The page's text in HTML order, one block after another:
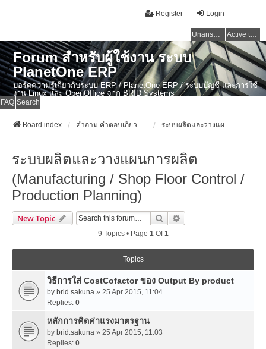
Login
Register
Unanswered topics Active topics
Forum สำหรับผู้ใช้งาน ระบบ
PlanetOne ERP
บอร์ดความรู้เกี่ยวกับระบบ ERP / PlanetOne ERP / ระบบบัญชี และการใช้
งาน Linux และ OpenOffice จาก BRID Systems
FAQ Search
Board index คำถาม คำตอบเกี่ยวกับระบบ ไทย ERP: AdvanceBusinessSystem - PlanetOne และ ERP ระบบบัญชี ระบบผลิตและวางแผนการผลิต (Manufacturing / Shop Floor Control / Production Planning)
ระบบผลิตและวางแผนการผลิต
(Manufacturing / Shop Floor Control /
Production Planning)
New Topic Search
9 Topics • Page 1Of1
Topics
วิธีการใส่ CostCofactor ของ Output By product
by brid.sakuna » 25 Apr 2015, 11:04
Replies: 0
หลักการคิดค่าแรงมาตรฐาน
by brid.sakuna » 25 Apr 2015, 11:03
Replies: 0